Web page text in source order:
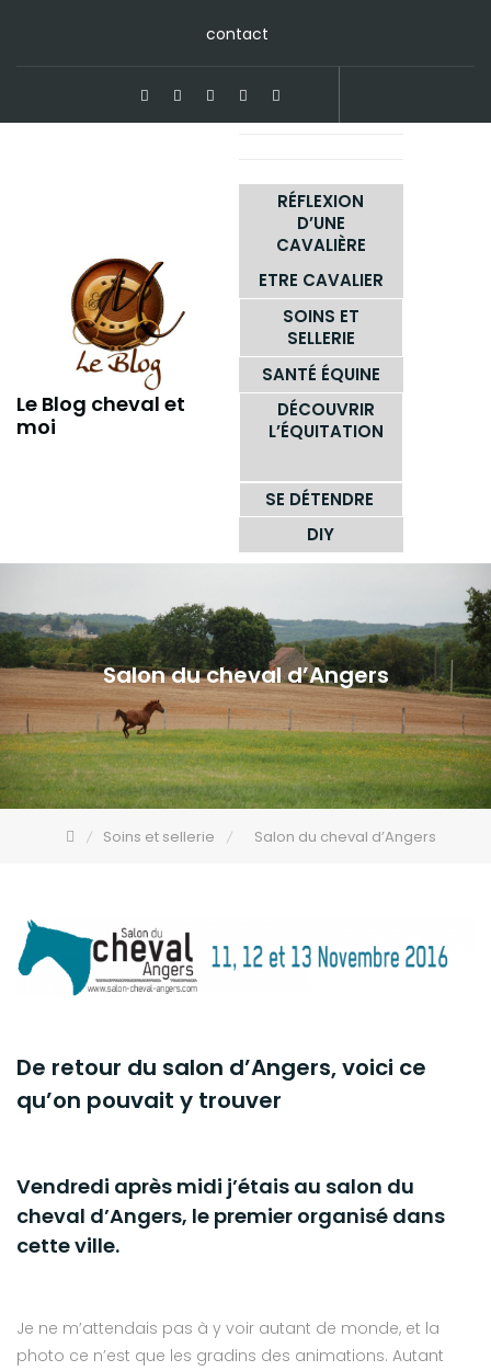
contact
Le Blog cheval et
moi
RÉFLEXION
D’UNE
CAVALIÈRE
ETRE CAVALIER
SOINS ET
SELLERIE
SANTÉ ÉQUINE
DÉCOUVRIR
L’ÉQUITATION
SE DÉTENDRE
DIY
Salon du cheval d’Angers
Soins et sellerie Salon du cheval d’Angers
De retour du salon d’Angers, voici ce
qu’on pouvait y trouver
Vendredi après midi j’étais au salon du
cheval d’Angers, le premier organisé dans
cette ville.
Je ne m’attendais pas à y voir autant de monde, et la
photo ce n’est que les gradins des animations. Autant